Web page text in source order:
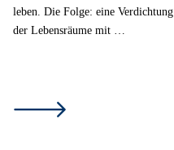
leben. Die Folge: eine Verdichtung
der Lebensräume mit …